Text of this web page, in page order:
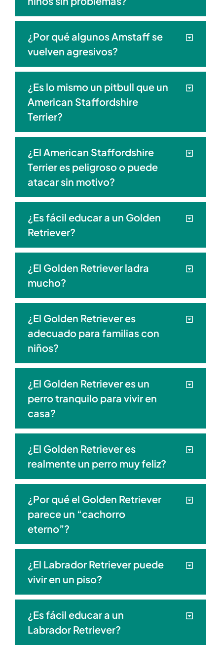
¿Por qué algunos Amstaff se
vuelven agresivos?
¿Es lo mismo un pitbull que un
American Staffordshire
Terrier?
¿El American Staffordshire
Terrier es peligroso o puede
atacar sin motivo?
¿Es fácil educar a un Golden
Retriever?
¿El Golden Retriever ladra
mucho?
¿El Golden Retriever es
adecuado para familias con
niños?
¿El Golden Retriever es un
perro tranquilo para vivir en
casa?
¿El Golden Retriever es
realmente un perro muy feliz?
¿Por qué el Golden Retriever
parece un “cachorro
eterno”?
¿El Labrador Retriever puede
vivir en un piso?
¿Es fácil educar a un
Labrador Retriever?